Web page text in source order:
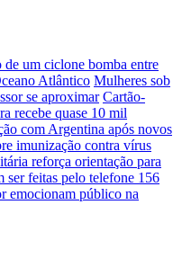
um ciclone bomba entre
Atlântico Mulheres sob
se aproximar Cartão-
recebe quase 10 mil
com Argentina após novos
imunização contra vírus
reforça orientação para
ser feitas pelo telefone 156
emocionam público na